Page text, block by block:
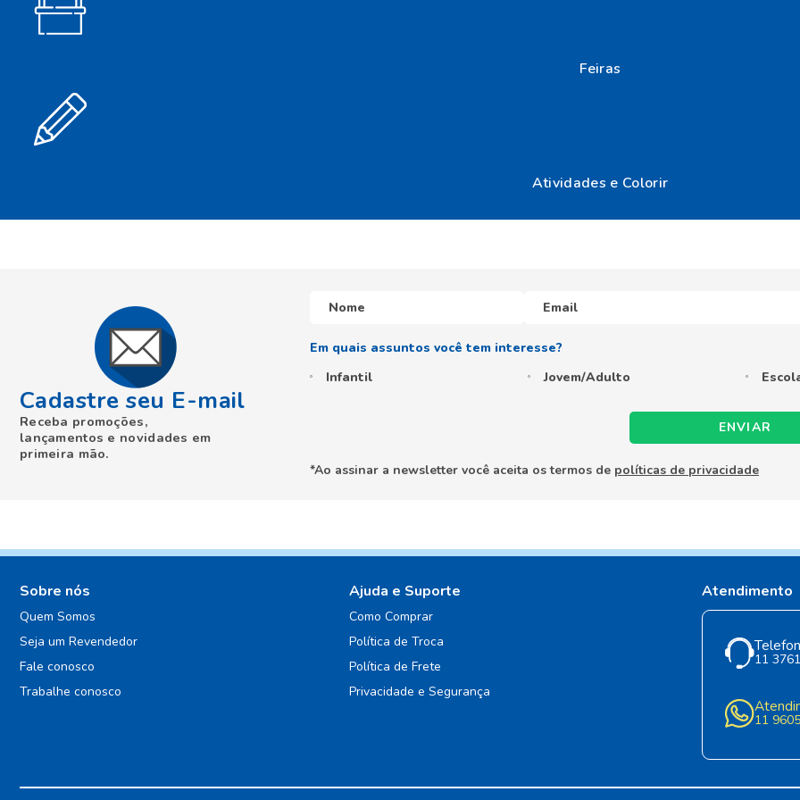
Cadastre seu E-mail
Receba promoções,
lançamentos e novidades em
primeira mão.
Infantil Jovem/Adulto
ENVIAR
*Ao assinar a newsletter você aceita os termos de políticas de privacidade
Sobre nós
Quem Somos
Seja um Revendedor
Fale conosco
Trabalhe conosco
Ajuda e Suporte
Como Comprar
Política de Troca
Política de Frete
Privacidade e Segurança
Atendimento
11
11